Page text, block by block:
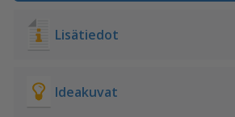
Lisätiedot
Ideakuvat